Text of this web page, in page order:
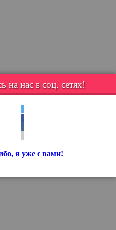
на нас в соц. сетях!
я уже с вами!